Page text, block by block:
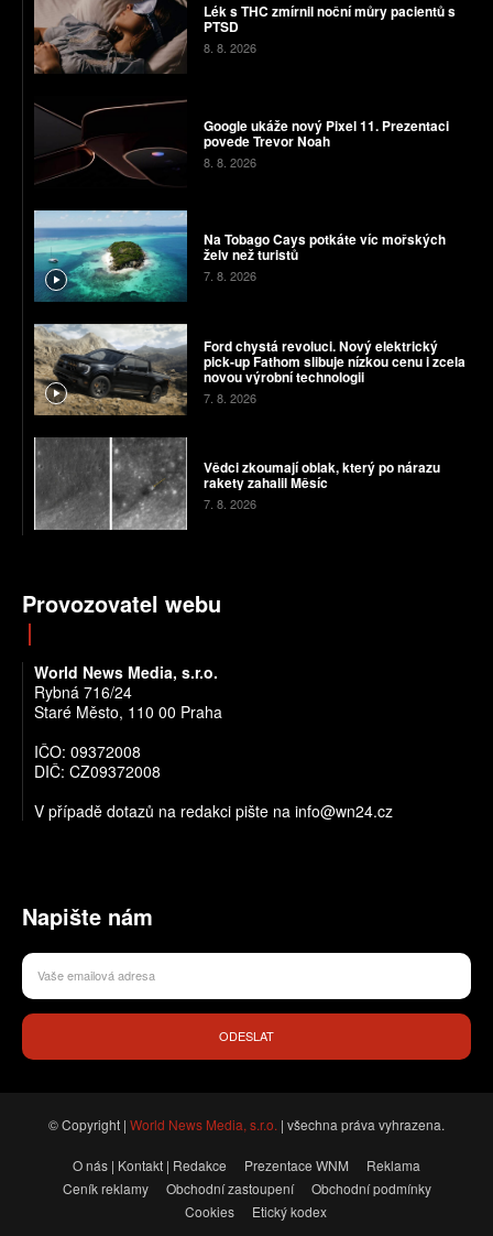
Lék s THC zmírnil noční můry pacientů s
PTSD
8. 8. 2026
Google ukáže nový Pixel 11. Prezentaci
povede Trevor Noah
8. 8. 2026
Na Tobago Cays potkáte víc mořských
želv než turistů
7. 8. 2026
Ford chystá revoluci. Nový elektrický
pick-up Fathom slibuje nízkou cenu i zcela
novou výrobní technologii
7. 8. 2026
Vědci zkoumají oblak, který po nárazu
rakety zahalil Měsíc
7. 8. 2026
Provozovatel webu
World News Media, s.r.o.
Rybná 716/24
Staré Město, 110 00 Praha
IČO: 09372008
DIČ: CZ09372008
V případě dotazů na redakci pište na info@wn24.cz
Napište nám
ODESLAT
© Copyright | World News Media, s.r.o. | všechna práva vyhrazena.
O nás | Kontakt | Redakce Prezentace WNM
Reklama
Ceník reklamy
Obchodní zastoupení
Obchodní podmínky
Cookies
Etický kodex